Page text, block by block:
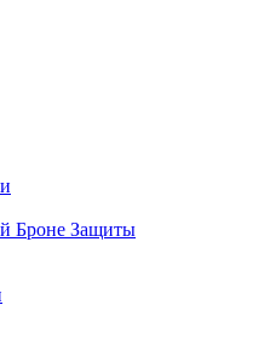
Броне Защиты